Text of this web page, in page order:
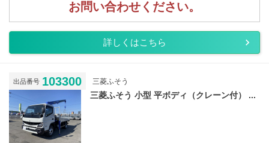
お問い合わせください。
詳しくはこちら
出品番号 103300 三菱ふそう
三菱ふそう 小型 平ボディ（クレーン付） ...